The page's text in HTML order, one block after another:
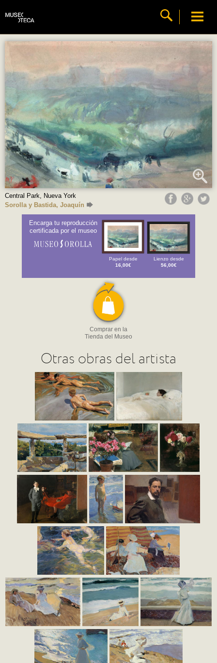
Central Park, Nueva York
Sorolla y Bastida, Joaquín
Encarga tu reproducción
certificada por el museo
Papel desde
16,00€
Lienzo desde
56,00€
Comprar en la
Tienda del Museo
Otras obras del artista